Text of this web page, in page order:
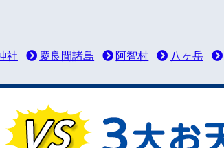
社 慶良間諸島 阿智村 八ヶ岳